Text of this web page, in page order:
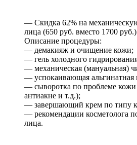
— Скидка 62% на
лица (650 руб. вместо 1700 руб.)
Описание процедуры:
— демакияж и очищение кожи;
— гель холодного
— механическая (мануальная)
— успокаивающая альгинатная
— сыворотка по проблеме
антиакне и т.д.);
— завершающий крем по типу
— рекомендации косметолога
лица.